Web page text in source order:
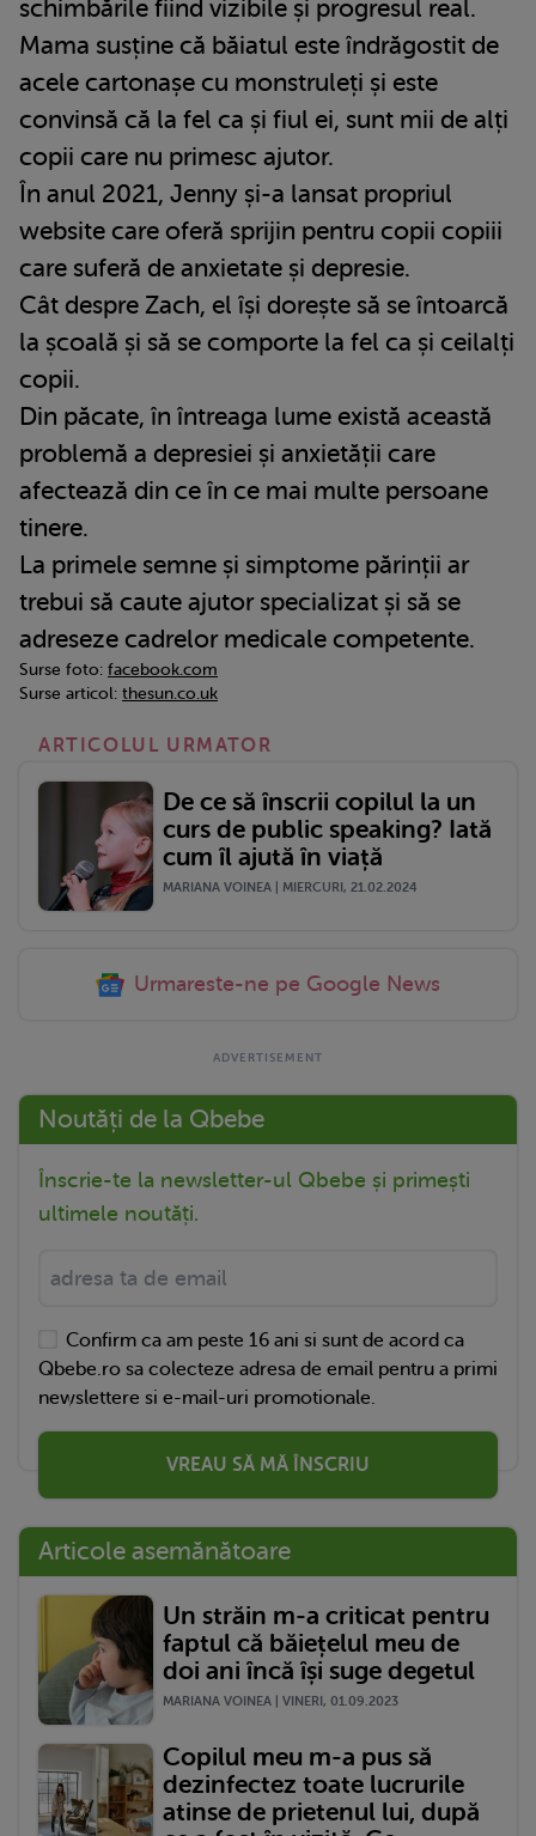
schimbările fiind vizibile și progresul real.
Mama susține că băiatul este îndrăgostit de
acele cartonașe cu monstruleți și este
convinsă că la fel ca și fiul ei, sunt mii de alți
copii care nu primesc ajutor.
În anul 2021, Jenny și-a lansat propriul
website care oferă sprijin pentru copii copiii
care suferă de anxietate și depresie.
Cât despre Zach, el își dorește să se întoarcă
la școală și să se comporte la fel ca și ceilalți
copii.
Din păcate, în întreaga lume există această
problemă a depresiei și anxietății care
afectează din ce în ce mai multe persoane
tinere.
La primele semne și simptome părinții ar
trebui să caute ajutor specializat și să se
adreseze cadrelor medicale competente.
Surse foto: facebook.com
Surse articol: thesun.co.uk
ARTICOLUL URMATOR
De ce să înscrii copilul la un
curs de public speaking? Iată
cum îl ajută în viață
MARIANA VOINEA | MIERCURI, 21.02.2024
Urmareste-ne pe Google News
Noutăți de la Qbebe
Înscrie-te la newsletter-ul Qbebe și primești
ultimele noutăți.
Confirm ca am peste 16 ani si sunt de acord ca
Qbebe.ro sa colecteze adresa de email pentru a primi
newslettere si e-mail-uri promotionale.
VREAU SĂ MĂ ÎNSCRIU
Articole asemănătoare
Un străin m-a criticat pentru
faptul că băiețelul meu de
doi ani încă își suge degetul
MARIANA VOINEA | VINERI, 01.09.2023
Copilul meu m-a pus să
dezinfectez toate lucrurile
atinse de prietenul lui, după